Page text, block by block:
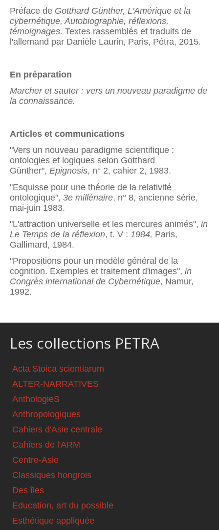
Préface de Gotthard Günther, L'Amérique et la
cybernétique, Autobiographie, réflexions,
témoignages. Textes rassemblés et traduits de
l'allemand par Danièle Laurin, Paris, Pétra, 2015.
En préparation
Marcher et sauter : vers un nouveau paradigme de
la connaissance.
Articles et communications
"Vers un nouveau paradigme scientifique :
ontologies et logiques selon Gotthard
Günther", Epignosis, n° 2, cahier 2, 1983.
"Esquisse pour une théorie de la relativité
ontologique", 3e millénaire, n° 8, ancienne série,
mai-juin 1983.
"L'attraction universelle et les mercures animés", in
Le Temps de la réflexion, t. V : 1984, Paris,
Gallimard, 1984.
"Propositions pour un modèle général de la
cognition. Exemples et traitement d'images", in
Congrès international de Cybernétique, Namur,
1992.
Les collections PETRA
Acta Stoica scientiarum
ALTER-NARRATIVES
AnthologieS
Anthropologiques
Cahiers d'Asie centrale
Cahiers de l'ARM
Centre-Asie
Classiques hongrois
Des îles
Education, art du possible
Esthétique appliquée